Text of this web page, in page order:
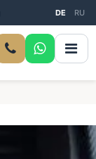
DE RU